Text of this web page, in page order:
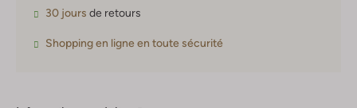
30 jours de retours
Shopping en ligne en toute sécurité